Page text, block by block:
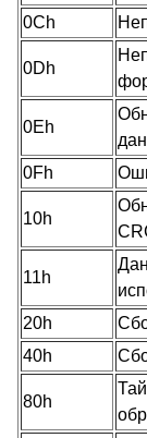
0Ch
0Dh
0Eh
0Fh
10h
11h
20h
40h
80h